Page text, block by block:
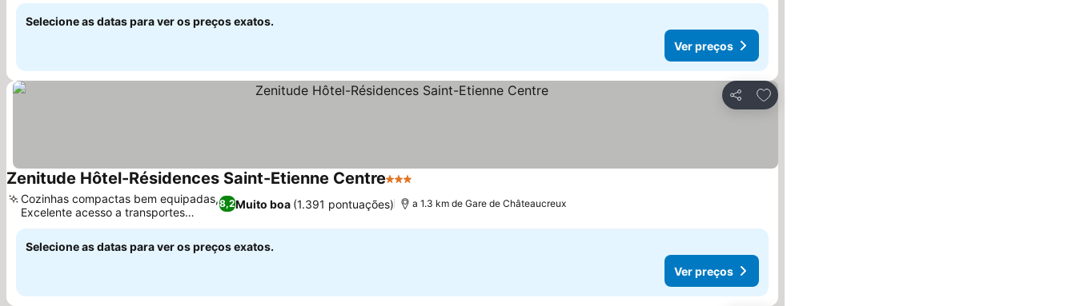
Selecione as datas para ver os preços exatos.
Ver preços
Partilhar
Adicionar aos favoritos
Zenitude Hôtel-Résidences Saint-Etienne Centre3 Estrelas
8,2Muito boa (1.391 pontuações)
Cozinhas compactas bem equipadas,
Excelente acesso a transportes
públicos
a 1.3 km de Gare de Châteaucreux
Selecione as datas para ver os preços exatos.
Ver preços